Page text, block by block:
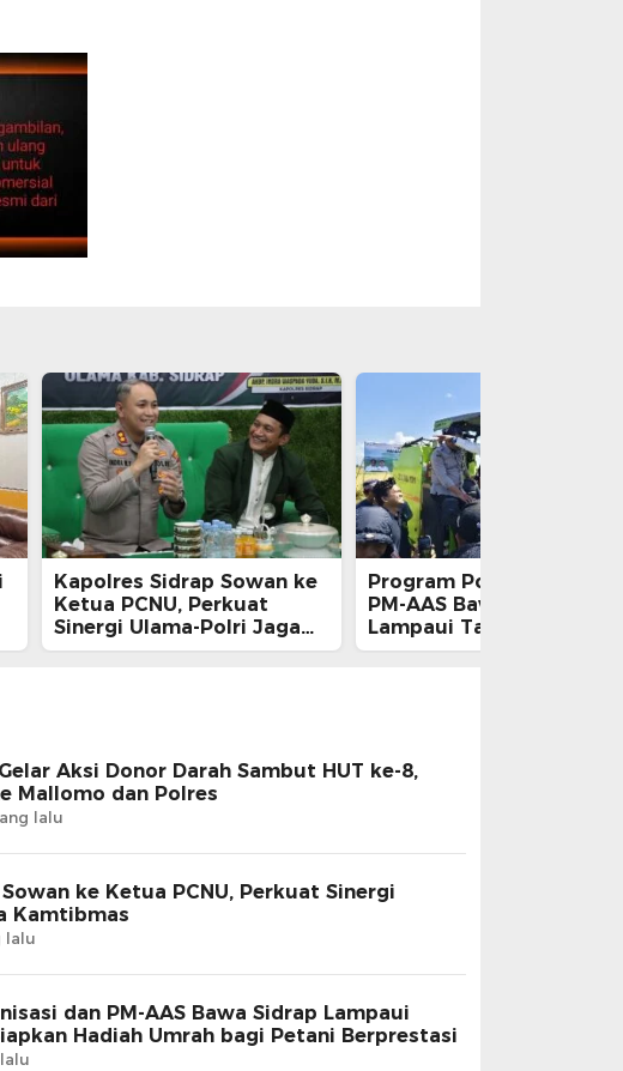
Kapolres Sidrap Sowan ke
Ketua PCNU, Perkuat
Sinergi Ulama-Polri Jaga
Kamtibmas
Program Pompanisasi dan
PM-AAS Bawa Sidrap
Lampaui Target, Bupati
Siapkan Hadiah Umrah
Aksi Donor Darah Sambut HUT ke-8,
Mallomo dan Polres
lalu
ke Ketua PCNU, Perkuat Sinergi
Kamtibmas
lalu
dan PM-AAS Bawa Sidrap Lampaui
Hadiah Umrah bagi Petani Berprestasi